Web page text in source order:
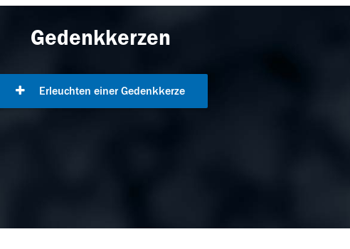
Gedenkkerzen
Erleuchten einer Gedenkkerze